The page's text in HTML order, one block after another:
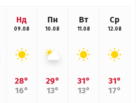
Нд
09.08
28°
16°
Пн
10.08
29°
13°
Вт
11.08
31°
13°
Ср
12.08
31°
17°